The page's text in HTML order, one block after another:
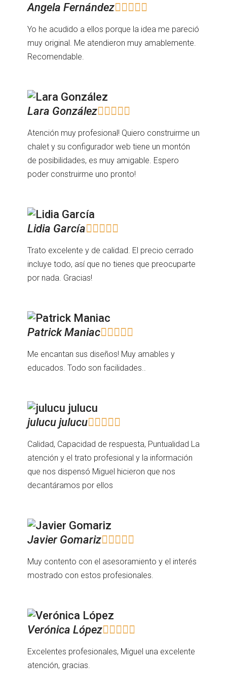
Angela Fernández
Yo he acudido a ellos porque la idea me pareció
muy original. Me atendieron muy amablemente.
Recomendable.
Lara González
Atención muy profesional! Quiero construirme un
chalet y su configurador web tiene un montón
de posibilidades, es muy amigable. Espero
poder construirme uno pronto!
Lidia García
Trato excelente y de calidad. El precio cerrado
incluye todo, así que no tienes que preocuparte
por nada. Gracias!
Patrick Maniac
Me encantan sus diseños! Muy amables y
educados. Todo son facilidades..
julucu julucu
Calidad, Capacidad de respuesta, Puntualidad La
atención y el trato profesional y la información
que nos dispensó Miguel hicieron que nos
decantáramos por ellos
Javier Gomariz
Muy contento con el asesoramiento y el interés
mostrado con estos profesionales.
Verónica López
Excelentes profesionales, Miguel una excelente
atención, gracias.